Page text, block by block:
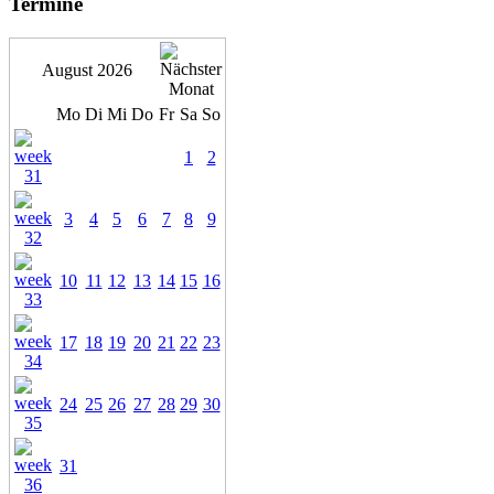
August 2026
Mo Di Mi Do Fr Sa So
1 2
3 4 5 6 7 8 9
10 11 12 13 14 15 16
17 18 19 20 21 22 23
24 25 26 27 28 29 30
31